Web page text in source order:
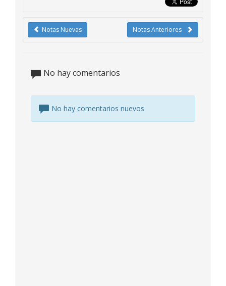
Notas Anteriores
Notas Nuevas
No hay comentarios
No hay comentarios nuevos